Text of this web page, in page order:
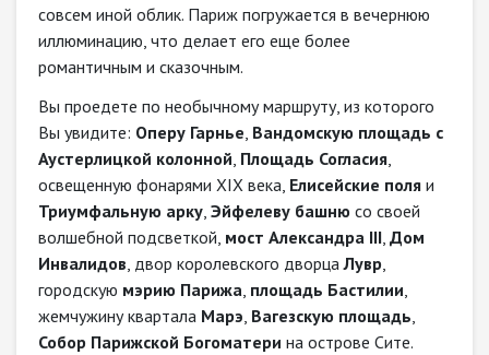
совсем иной облик. Париж погружается в вечернюю
иллюминацию, что делает его еще более
романтичным и сказочным.
Вы проедете по необычному маршруту, из которого
Вы увидите: Оперу Гарнье, Вандомскую площадь с
Аустерлицкой колонной, Площадь Согласия,
освещенную фонарями XIX века, Елисейские поля и
Триумфальную арку, Эйфелеву башню со своей
волшебной подсветкой, мост Александра III, Дом
Инвалидов, двор королевского дворцаЛувр,
городскую мэрию Парижа, площадь Бастилии,
жемчужину квартала Марэ, Вагезскую площадь,
Собор Парижской Богоматери на острове Сите.